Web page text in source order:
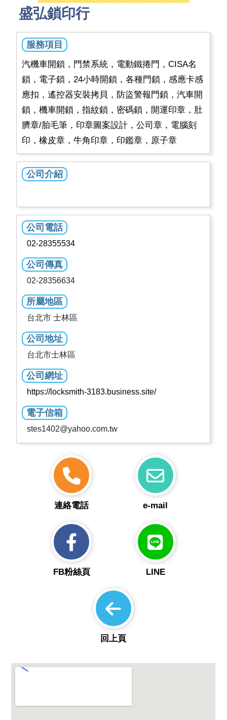
盛弘鎖印行
服務項目
汽機車開鎖，門禁系統，電動鐵捲門，CISA名
鎖，電子鎖，24小時開鎖，各種門鎖，感應卡感
應扣，遙控器安裝拷貝，防盜警報門鎖，汽車開
鎖，機車開鎖，指紋鎖，密碼鎖，開運印章，肚
臍章/胎毛筆，印章圖案設計，公司章，電腦刻
印，橡皮章，牛角印章，印鑑章，原子章
公司介紹
公司電話
02-28355534
公司傳真
02-28356634
所屬地區
台北市 士林區
公司地址
台北市士林區
公司網址
https://locksmith-3183.business.site/
電子信箱
stes1402@yahoo.com.tw
連絡電話 e-mail
FB粉絲頁 LINE
回上頁